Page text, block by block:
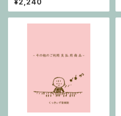
ーン
¥2,240